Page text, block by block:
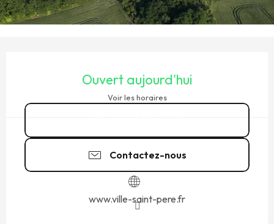
Ouvert aujourd'hui
Voir les horaires
Contactez-nous
www.ville-saint-pere.fr